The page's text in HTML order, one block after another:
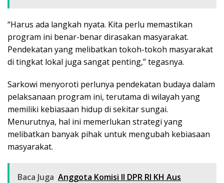
“Harus ada langkah nyata. Kita perlu memastikan
program ini benar-benar dirasakan masyarakat.
Pendekatan yang melibatkan tokoh-tokoh masyarakat
di tingkat lokal juga sangat penting,” tegasnya.
Sarkowi menyoroti perlunya pendekatan budaya dalam
pelaksanaan program ini, terutama di wilayah yang
memiliki kebiasaan hidup di sekitar sungai.
Menurutnya, hal ini memerlukan strategi yang
melibatkan banyak pihak untuk mengubah kebiasaan
masyarakat.
Baca Juga Anggota Komisi II DPR RI KH Aus